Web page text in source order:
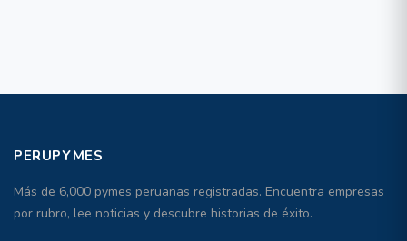
PERUPYMES
Más de 6,000 pymes peruanas registradas. Encuentra empresas
por rubro, lee noticias y descubre historias de éxito.